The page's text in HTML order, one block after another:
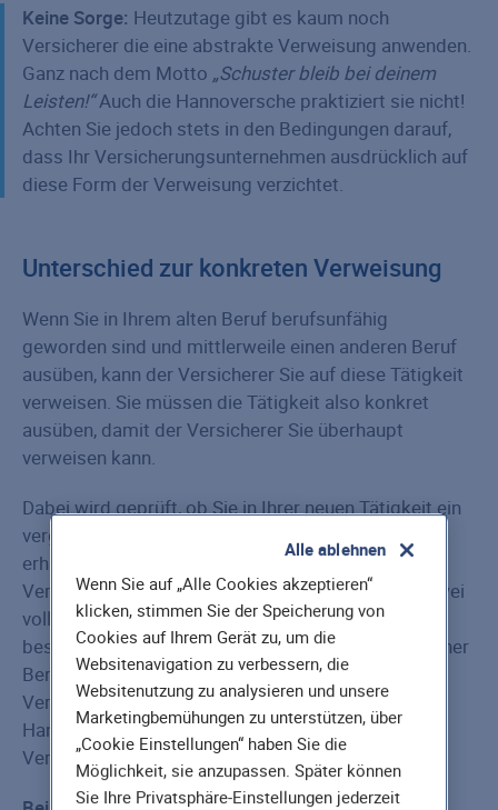
Keine Sorge: Heutzutage gibt es kaum noch
Versicherer die eine abstrakte Verweisung anwenden.
Ganz nach dem Motto „Schuster bleib bei deinem
Leisten!“Auch die Hannoversche praktiziert sie nicht!
Achten Sie jedoch stets in den Bedingungen darauf,
dass Ihr Versicherungsunternehmen ausdrücklich auf
diese Form der Verweisung verzichtet.
Unterschied zur konkreten Verweisung
Wenn Sie in Ihrem alten Beruf berufsunfähig
geworden sind und mittlerweile einen anderen Beruf
ausüben, kann der Versicherer Sie auf diese Tätigkeit
verweisen. Sie müssen die Tätigkeit also konkret
ausüben, damit der Versicherer Sie überhaupt
verweisen kann.
Dabei wird geprüft, ob Sie in Ihrer neuen Tätigkeit ein
vergleichbares oder gleichgestelltes Einkommen
erhalten. Wenn in so einem Fall auf eine konkrete
Verweisung verzichtet werden würde, hätten Sie zwei
vollwertige Einkommen und wären damit
bessergestellt als vorher. Das ist aber nicht Sinn einer
Berufsunfähigkeitsversicherung. Die allermeisten
Versicherungsgesellschaften, so auch die
Hannoversche, arbeiten mit der konkreten
Verweisung.
Wenn Sie auf „Alle Cookies akzeptieren“
klicken, stimmen Sie der Speicherung von
Cookies auf Ihrem Gerät zu, um die
Websitenavigation zu verbessern, die
Websitenutzung zu analysieren und unsere
Marketingbemühungen zu unterstützen, über
„Cookie Einstellungen“ haben Sie die
Möglichkeit, sie anzupassen. Später können
Sie Ihre Privatsphäre-Einstellungen jederzeit
Alle ablehnen